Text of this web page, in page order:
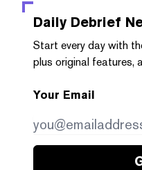
Daily Debrief
Start every day with
plus original features,
Your Email